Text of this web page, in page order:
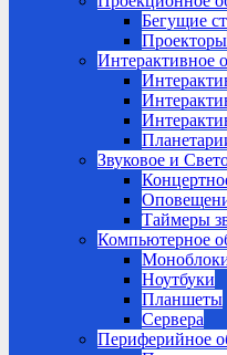
Бегущие
Проекторы
Интерактивное
Звуковое и
Таймеры
Компьютерное
Ноутбуки
Планшеты
Сервера
Периферийное